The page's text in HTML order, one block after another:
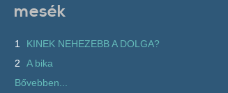
mesék
1
KINEK NEHEZEBB A DOLGA?
2
A bika
Bővebben...